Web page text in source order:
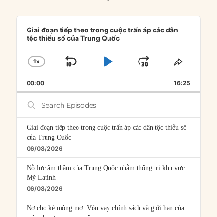
Audio
Player
Giai đoạn tiếp theo trong cuộc trấn áp các dân
tộc thiểu số của Trung Quốc
CHANGE
RATE
1X
SKIP
PLAYJUMP
FORWARD
SHARE
00:00 16:25
Search
Episodes
Giai đoạn tiếp theo trong cuộc trấn áp các dân tộc thiểu số
của Trung Quốc
06/08/2026
Nỗ lực âm thầm của Trung Quốc nhằm thống trị khu vực
Mỹ Latinh
06/08/2026
Nợ cho kẻ mộng mơ: Vốn vay chính sách và giới hạn của